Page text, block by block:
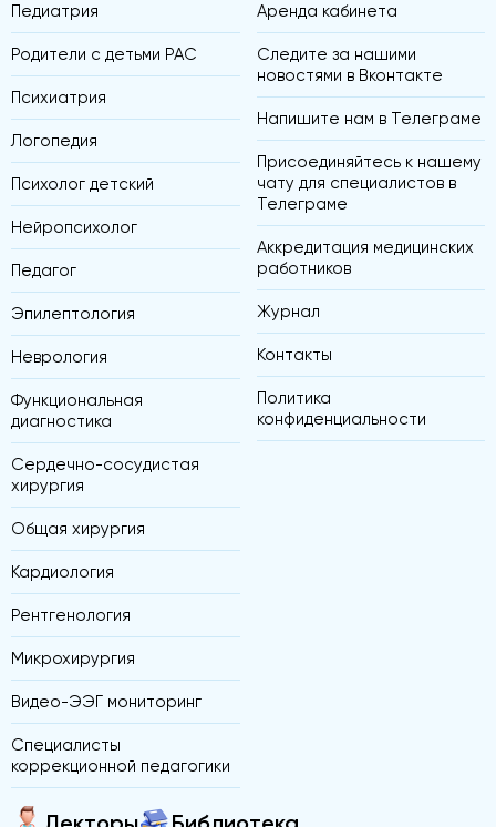
Педиатрия
Родители с детьми РАС
Психиатрия
Логопедия
Психолог детский
Нейропсихолог
Педагог
Эпилептология
Неврология
Функциональная
диагностика
Сердечно-сосудистая
хирургия
Общая хирургия
Кардиология
Рентгенология
Микрохирургия
Видео-ЭЭГ мониторинг
Специалисты
коррекционной педагогики
Аренда кабинета
Следите за нашими
новостями в Вконтакте
Напишите нам в Телеграме
Присоединяйтесь к нашему
чату для специалистов в
Телеграме
Аккредитация медицинских
работников
Журнал
Контакты
Политика
конфиденциальности